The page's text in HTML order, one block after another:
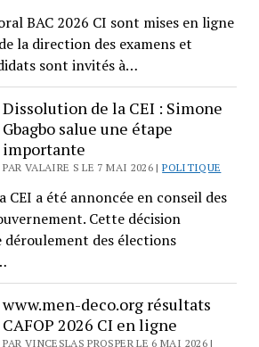
BAC 2026 CI sont mises en ligne
la direction des examens et
sont invités à…
Dissolution de la CEI : Simone
Gbagbo salue une étape
importante
PAR VALAIRE S LE 7 MAI 2026 |POLITIQUE
CEI a été annoncée en conseil des
Cette décision
des élections
www.men-deco.org résultats
CAFOP 2026 CI en ligne
PAR VINCESLAS PROSPER LE 6 MAI 2026 |